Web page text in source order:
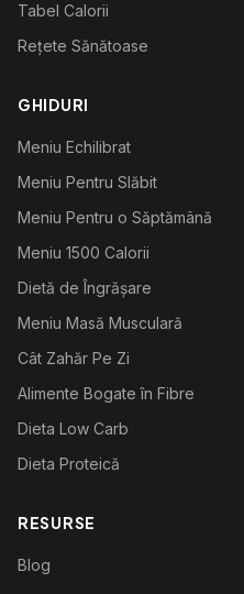
Tabel Calorii
Rețete Sănătoase
GHIDURI
Meniu Echilibrat
Meniu Pentru Slăbit
Meniu Pentru o Săptămână
Meniu 1500 Calorii
Dietă de Îngrășare
Meniu Masă Musculară
Cât Zahăr Pe Zi
Alimente Bogate în Fibre
Dieta Low Carb
Dieta Proteică
RESURSE
Blog